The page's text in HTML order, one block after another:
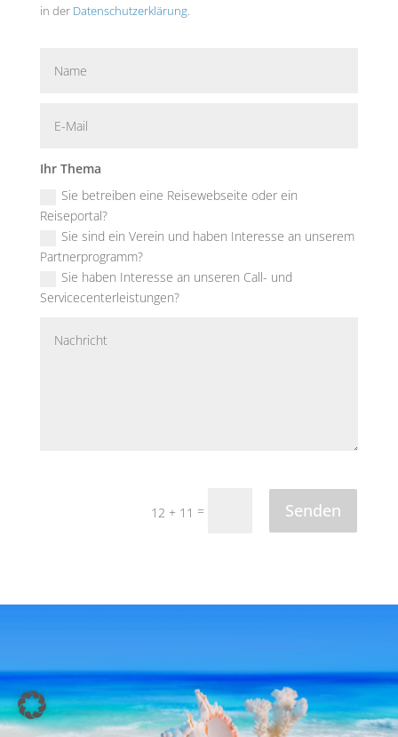
in der Datenschutzerklärung.
Ihr Thema
Sie betreiben eine Reisewebseite oder ein
Reiseportal?
Sie sind ein Verein und haben Interesse an unserem
Partnerprogramm?
Sie haben Interesse an unseren Call- und
Servicecenterleistungen?
12 + 11 = Senden